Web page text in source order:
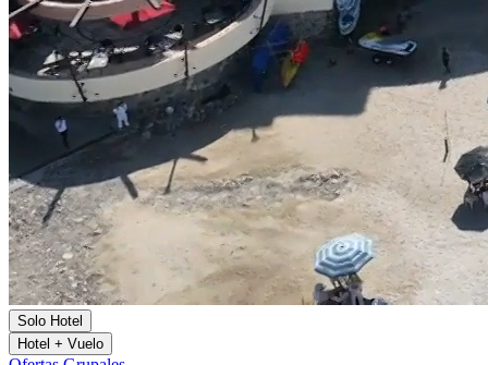
Solo Hotel
Hotel + Vuelo